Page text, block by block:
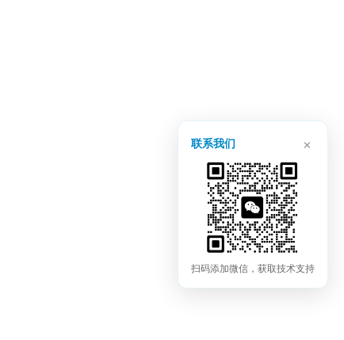
联系我们 ×
扫码添加微信，获取技术支持